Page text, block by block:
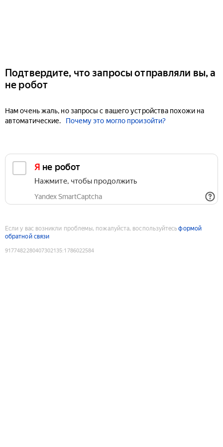
Подтвердите, что запросы отправляли вы, а
не робот
Нам очень жаль, но запросы с вашего устройства похожи на
автоматические.
Почему это могло произойти?
Я не робот
Нажмите, чтобы продолжить
Yandex SmartCaptcha
Если у вас возникли проблемы, пожалуйста, воспользуйтесьформой
обратной связи
9177482280407302135:1786022584